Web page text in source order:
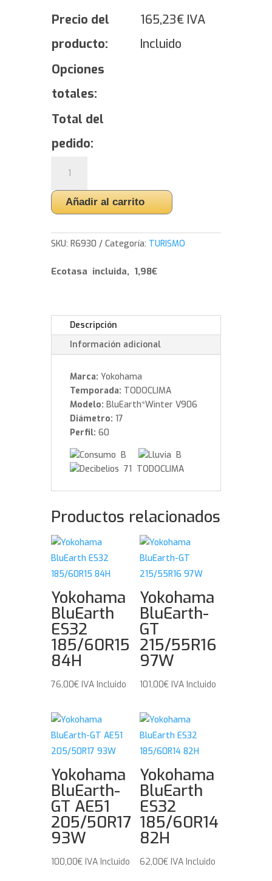
Precio del
producto:
165,23€ IVA
Incluido
Opciones
totales:
Total del
pedido:
BluEarth*Winter
V906
-
99
H
Añadir al carrito
SKU:R6930 Categoría: TURISMO
Ecotasa incluida, 1,98€
Descripción
Información adicional
Marca: Yokohama
Temporada: TODOCLIMA
Modelo: BluEarth*Winter V906
Diámetro: 17
Perfil: 60
B
B
71 TODOCLIMA
Productos relacionados
Yokohama
BluEarth
ES32
185/60R15
84H
76,00€ IVA Incluido
Yokohama
BluEarth-
GT
215/55R16
97W
101,00€ IVA Incluido
Yokohama
BluEarth-
GT AE51
205/50R17
93W
100,00€ IVA Incluido
Yokohama
BluEarth
ES32
185/60R14
82H
62,00€ IVA Incluido